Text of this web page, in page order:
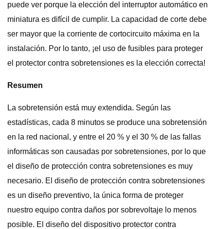
puede ver porque la elección del interruptor automático en
miniatura es difícil de cumplir. La capacidad de corte debe
ser mayor que la corriente de cortocircuito máxima en la
instalación. Por lo tanto, ¡el uso de fusibles para proteger
el protector contra sobretensiones es la elección correcta!
Resumen
La sobretensión está muy extendida. Según las
estadísticas, cada 8 minutos se produce una sobretensión
en la red nacional, y entre el 20 % y el 30 % de las fallas
informáticas son causadas por sobretensiones, por lo que
el diseño de protección contra sobretensiones es muy
necesario. El diseño de protección contra sobretensiones
es un diseño preventivo, la única forma de proteger
nuestro equipo contra daños por sobrevoltaje lo menos
posible. El diseño del dispositivo protector contra